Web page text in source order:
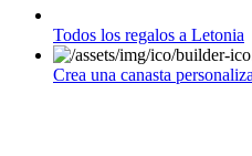
Todos los regalos a Letonia
Crea una canasta